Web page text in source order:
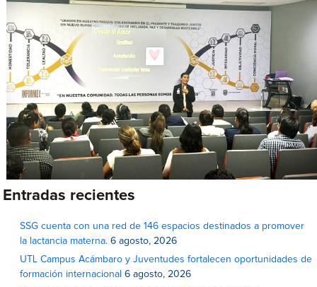
Entradas recientes
SSG cuenta con una red de 146 espacios destinados a promover
la lactancia materna. 6 agosto, 2026
UTL Campus Acámbaro y Juventudes fortalecen oportunidades de
formación internacional 6 agosto, 2026